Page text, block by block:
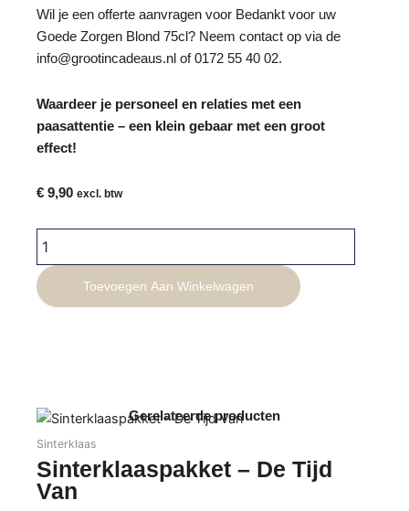
Wil je een offerte aanvragen voor Bedankt voor uw
Goede Zorgen Blond 75cl? Neem contact op via de
info@grootincadeaus.nl of0172 55 40 02.
Waardeer je personeel en relaties met een
paasattentie – een klein gebaar met een groot
effect!
€ 9,90 excl. btw
voor
uw
Goede
Zorgen
Toevoegen Aan Winkelwagen
Gerelateerde producten
Sinterklaas
Sinterklaaspakket – De Tijd
Van